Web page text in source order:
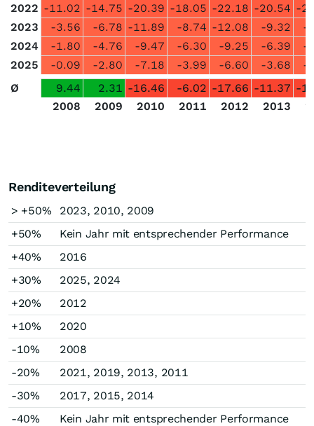
2022 -11.02 -14.75 -20.39 -18.05 -22.18 -20.54 -
2023
-3.56 -6.78 -11.89 -8.74 -12.08 -9.32
-
2024
-1.80 -4.76 -9.47 -6.30 -9.25 -6.39
-
2025
-0.09 -2.80 -7.18 -3.99 -6.60 -3.68
-
Ø
9.44 2.31 -16.46 -6.02 -17.66 -11.37 -
2008
2009 2010 2011 2012 2013
Renditeverteilung
> +50%
2023, 2010, 2009
+50%
Kein Jahr mit entsprechender Performance
+40%
2016
+30%
2025, 2024
+20%
2012
+10%
2020
-10%
2008
-20%
2021, 2019, 2013, 2011
-30%
2017, 2015, 2014
-40%
Kein Jahr mit entsprechender Performance